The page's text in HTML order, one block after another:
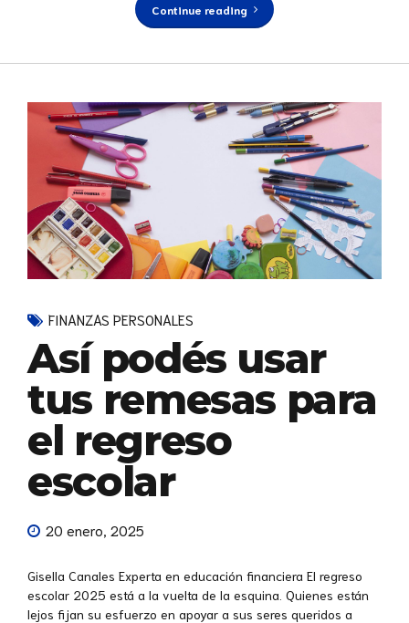
Continue reading
FINANZAS PERSONALES
Así podés usar
tus remesas para
el regreso
escolar
20 enero, 2025
Gisella Canales Experta en educación financiera El regreso
escolar 2025 está a la vuelta de la esquina. Quienes están
lejos fijan su esfuerzo en apoyar a sus seres queridos a